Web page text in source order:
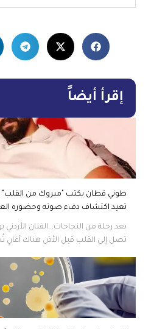
إقرأ أيضاً
طوني قطان يكتب "مبروك من القلب"
تعيد اكتشاف دفء صوته وحضوره
بعد رحلة من النجاحات.. الفنان الأردني
تصل إلى القلب قبل الأذن هناك أغانٍ